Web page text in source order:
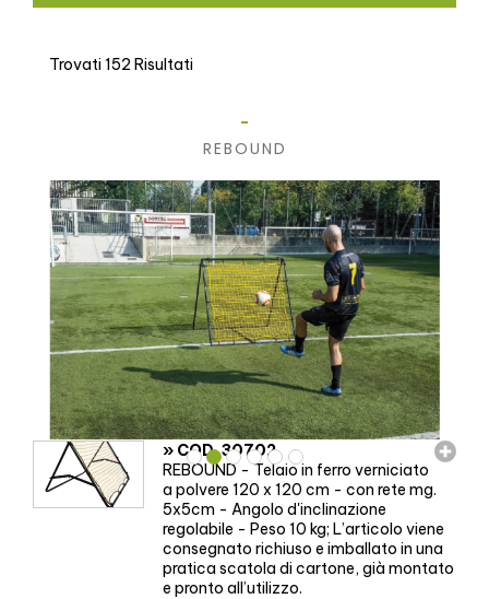
Trovati 152 Risultati
-
REBOUND
» COD. 30702
REBOUND - Telaio in ferro verniciato
a polvere 120 x 120 cm - con rete mg.
5x5cm - Angolo d'inclinazione
regolabile - Peso 10 kg; L’articolo viene
consegnato richiuso e imballato in una
pratica scatola di cartone, già montato
e pronto all’utilizzo.